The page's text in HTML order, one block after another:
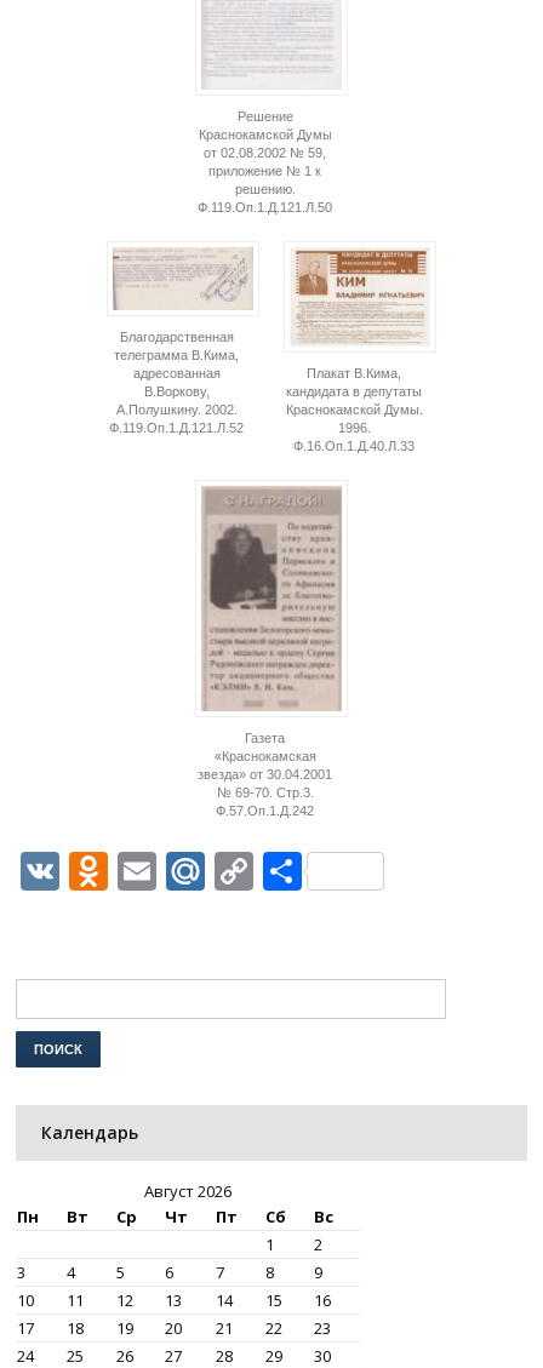
Решение
Краснокамской Думы
от 02.08.2002 № 59,
приложение № 1 к
решению.
Ф.119.Оп.1.Д.121.Л.50
Благодарственная
телеграмма В.Кима,
адресованная
В.Воркову,
А.Полушкину. 2002.
Ф.119.Оп.1.Д.121.Л.52
Плакат В.Кима,
кандидата в депутаты
Краснокамской Думы.
1996.
Ф.16.Оп.1.Д.40.Л.33
Газета
«Краснокамская
звезда» от 30.04.2001
№ 69-70. Стр.3.
Ф.57.Оп.1.Д.242
VK Odnoklassniki
EmailMail.Ru
CopyОтправить
Календарь
Август 2026
Пн
Вт Ср Чт Пт Сб
Вс
1
2
3
4 5 6 7 8
9
10
11 12 13 14 15
16
17
18 19 20 21 22
23
24
25 26 27 28 29
30